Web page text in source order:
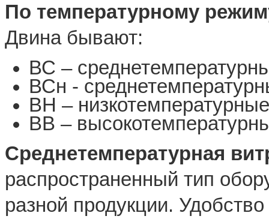
По температурному
Двина бывают:
ВС –
ВСн -
ВН –
ВВ –
Среднетемпературная
распространенный тип
разной продукции.